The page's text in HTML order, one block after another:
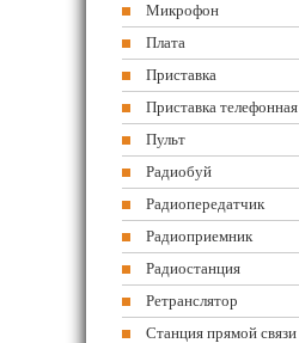
Микрофон
Плата
Приставка
Приставка телефонная
Пульт
Радиобуй
Радиопередатчик
Радиоприемник
Радиостанция
Ретранслятор
Станция прямой связи